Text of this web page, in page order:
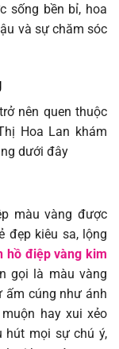
sống bền bỉ, hoa
và sự chăm sóc
nên quen thuộc
Hoa Lan khám
dưới đây
màu vàng được
đẹp kiêu sa, lộng
hồ điệp vàng kim
gọi là màu vàng
ấm cúng như ánh
hay xui xẻo
hút mọi sự chú ý,